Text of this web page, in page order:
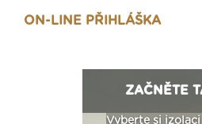
ON-LINE PŘIHLÁŠKA
ZAČNĚTE
Vyberte si izolaci